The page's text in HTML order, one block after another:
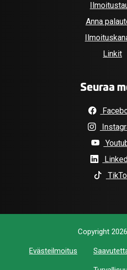
Anna
Linkit
Seuraa
Copyright 2026
Evästeilmoitus